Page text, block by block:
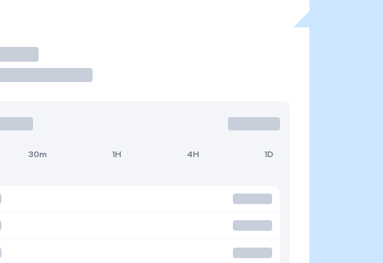
30m 1H 4H 1D